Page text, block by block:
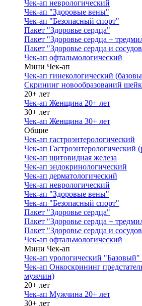
Чек-ап неврологический
Чек-ап "Здоровые вены"
Чек-ап "Безопасный спорт"
Пакет "Здоровье сердца"
Пакет "Здоровье сердца +
Пакет "Здоровье сердца и
Чек-ап офтальмологический
Мини Чек-ап
Чек-ап гинекологический
Скрининг новообразований
20+ лет
Чек-ап Женщина 20+ лет
30+ лет
Чек-ап Женщина 30+ лет
Общие
Чек-ап гастроэнтерологический
Чек-ап Гастроэнтерологический
Чек-ап щитовидная железа
Чек-ап эндокринологический
Чек-ап дерматологический
Чек-ап неврологический
Чек-ап "Здоровые вены"
Чек-ап "Безопасный спорт"
Пакет "Здоровье сердца"
Пакет "Здоровье сердца +
Пакет "Здоровье сердца и
Чек-ап офтальмологический
Мини Чек-ап
Чек-ап урологический
Чек-ап Онкоскрининг
мужчин)
20+ лет
Чек-ап Мужчина 20+ лет
30+ лет